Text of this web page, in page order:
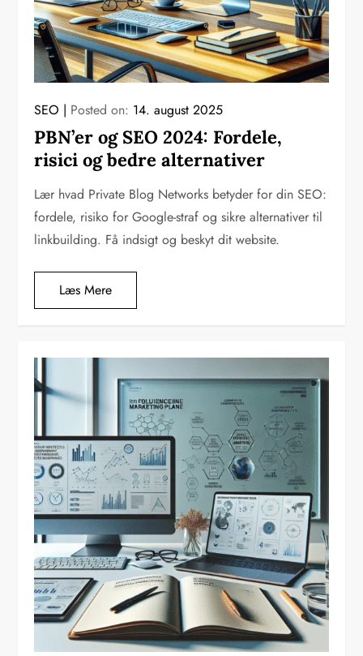
SEO Posted on: 14. august 2025
PBN’er og SEO 2024: Fordele,
risici og bedre alternativer
Lær hvad Private Blog Networks betyder for din SEO:
fordele, risiko for Google-straf og sikre alternativer til
linkbuilding. Få indsigt og beskyt dit website.
Læs Mere